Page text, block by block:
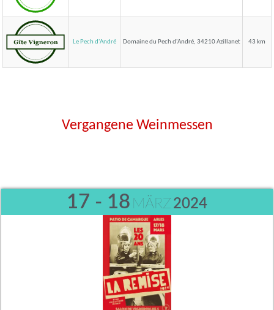
Le Pech d'André Domaine du Pech d'André, 34210 Azillanet 43 km
Vergangene Weinmessen
17 - 18 MÄRZ 2024